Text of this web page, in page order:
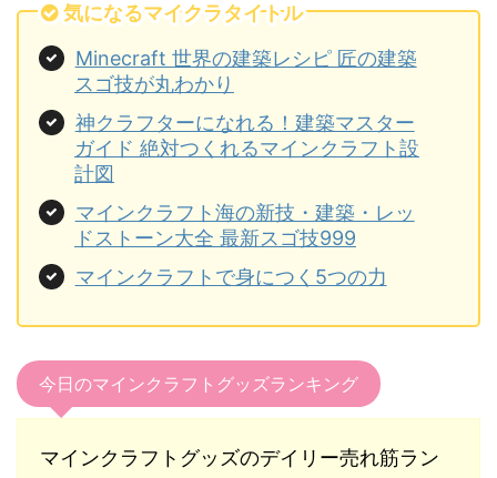
気になるマイクラタイトル
Minecraft 世界の建築レシピ 匠の建築
スゴ技が丸わかり
神クラフターになれる！建築マスター
ガイド 絶対つくれるマインクラフト設
計図
マインクラフト海の新技・建築・レッ
ドストーン大全 最新スゴ技999
マインクラフトで身につく5つの力
今日のマインクラフトグッズランキング
マインクラフトグッズのデイリー売れ筋ラン